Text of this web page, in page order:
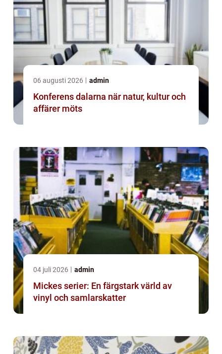
06 augusti 2026 admin
Konferens dalarna när natur, kultur och
affärer möts
04 juli 2026 admin
Mickes serier: En färgstark värld av
vinyl och samlarskatter